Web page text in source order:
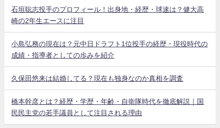
石垣聡志投手のプロフィール！出身地・経歴・球速は？健大高
崎の2年生エースに注目
小島弘務の現在は？元中日ドラフト1位投手の経歴・現役時代の
成績・指導者としての歩みを紹介
久保田悠来は結婚してる？現在も独身なのか真相を調査
橋本幹彦とは？経歴・学歴・年齢・自衛隊時代を徹底解説｜国
民民主党の若手議員として注目される理由